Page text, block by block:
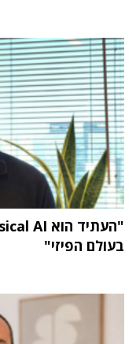
בעולם הפיזי"